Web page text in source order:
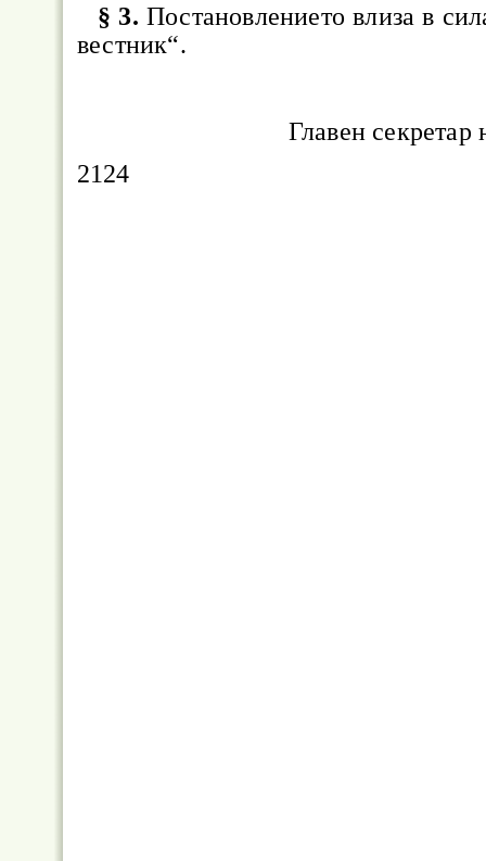
§ 3. Постановлението влиза в
вестник“.
Главен
2124